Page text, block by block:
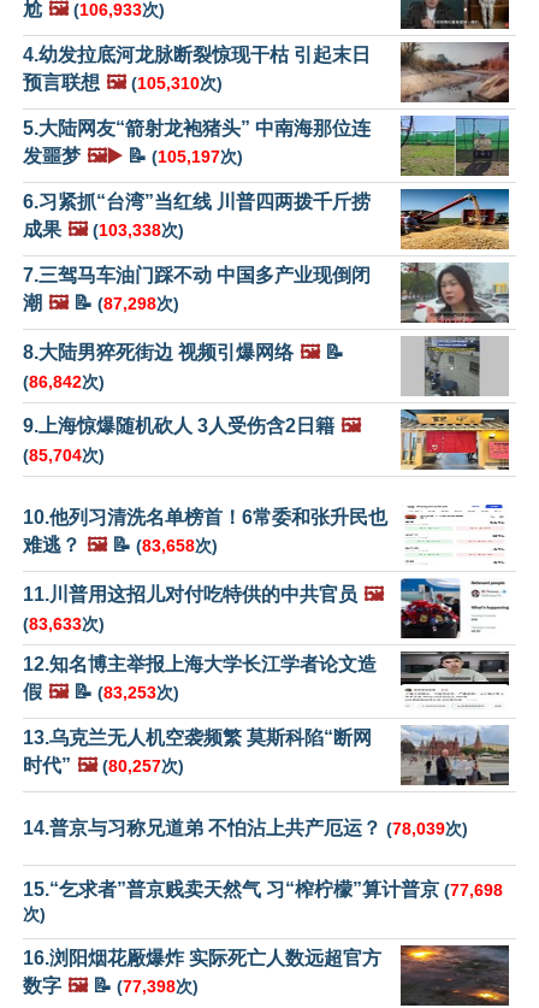
尬 🖼️ (106,933次)
4.幼发拉底河龙脉断裂惊现干枯 引起末日
预言联想 🖼️ (105,310次)
5.大陆网友“箭射龙袍猪头” 中南海那位连
发噩梦 🖼️▶️ 📝 (105,197次)
6.习紧抓“台湾”当红线 川普四两拨千斤捞
成果 🖼️ (103,338次)
7.三驾马车油门踩不动 中国多产业现倒闭
潮 🖼️📝 (87,298次)
8.大陆男猝死街边 视频引爆网络 🖼️📝
(86,842次)
9.上海惊爆随机砍人 3人受伤含2日籍 🖼️
(85,704次)
10.他列习清洗名单榜首！6常委和张升民也
难逃？ 🖼️📝 (83,658次)
11.川普用这招儿对付吃特供的中共官员 🖼️
(83,633次)
12.知名博主举报上海大学长江学者论文造
假 🖼️📝 (83,253次)
13.乌克兰无人机空袭频繁 莫斯科陷“断网
时代” 🖼️ (80,257次)
14.普京与习称兄道弟 不怕沾上共产厄运？ (78,039次)
15.“乞求者”普京贱卖天然气 习“榨柠檬”算计普京 (77,698
次)
16.浏阳烟花厰爆炸 实际死亡人数远超官方
数字 🖼️📝 (77,398次)